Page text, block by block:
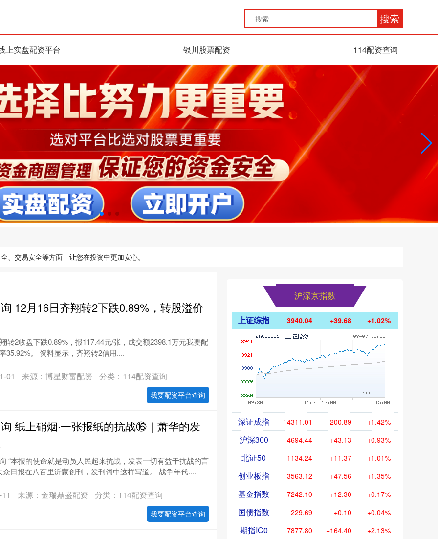
搜索
上实盘配资平台 银川股票配资 114配资查询
、交易安全等方面，让您在投资中更加安心。
12月16日齐翔转2下跌0.89%，转股溢价
转2收盘下跌0.89%，报117.44元/张，成交额2398.1万元我要配
35.92%。 资料显示，齐翔转2信用....
01 来源：博星财富配资 分类：114配资查询
我要配资平台查询
纸上硝烟·一张报纸的抗战⑯｜萧华的发
“本报的使命就是动员人民起来抗战，发表一切有益于抗战的言
众日报在八百里沂蒙创刊，发刊词中这样写道。 战争年代....
来源：金瑞鼎盛配资 分类：114配资查询
我要配资平台查询
沪深京指数
上证综指 3940.04 +39.68 +1.02%
深证成指 14311.01 +200.89 +1.42%
沪深300 4694.44 +43.13 +0.93%
北证50 1134.24 +11.37 +1.01%
创业板指 3563.12 +47.56 +1.35%
基金指数 7242.10 +12.30 +0.17%
国债指数 229.69 +0.10 +0.04%
期指IC0 7877.80 +164.40 +2.13%